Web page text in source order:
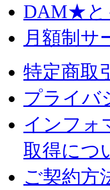
DAM★と
月額制サ
特定商取
プライバ
インフォ
取得につ
ご契約方